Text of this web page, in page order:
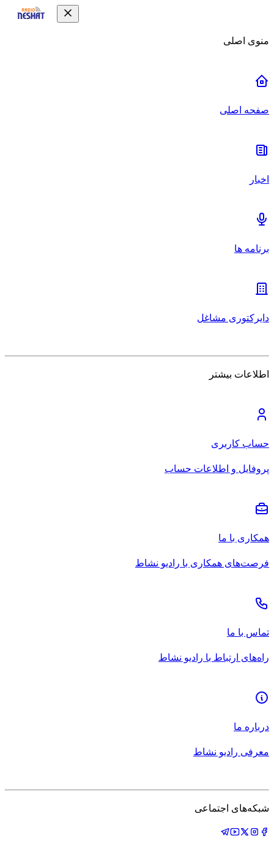
منوی اصلی
صفحه اصلی
اخبار
برنامه ها
دایرکتوری مشاغل
اطلاعات بیشتر
حساب کاربری
پروفایل و اطلاعات حساب
همکاری با ما
فرصت‌های همکاری با رادیو نشاط
تماس با ما
راه‌های ارتباط با رادیو نشاط
درباره ما
معرفی رادیو نشاط
شبکه‌های اجتماعی